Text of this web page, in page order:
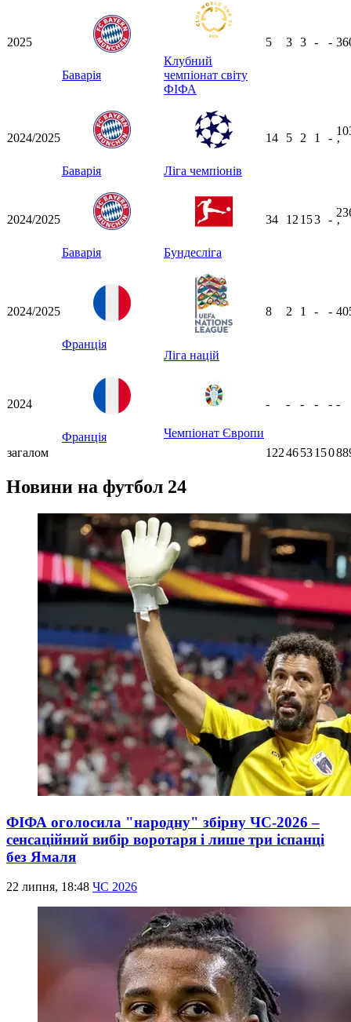
2025
Баварія
Клубний
чемпіонат світу
ФІФА
5 3 3 - -
2024/2025
Баварія Ліга чемпіонів
14 5 2 1 -
ʼ
2024/2025
Баварія Бундесліга
34 12 153 -
ʼ
2024/2025
Франція
Ліга націй
8 2 1 - -
2024
Франція Чемпіонат Європи
- - - - - -
загалом 1224653150
Новини на футбол 24
ФІФА оголосила "народну" збірну ЧС-2026 –
сенсаційний вибір воротаря і лише три іспанці
без Ямаля
22 липня, 18:48 ЧС 2026